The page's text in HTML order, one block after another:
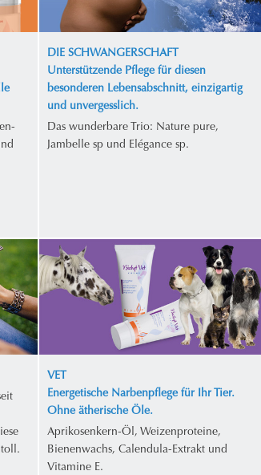
DIE SCHWANGERSCHAFT
Unterstützende Pflege für diesen
besonderen Lebensabschnitt, einzigartig
und unvergesslich.
Das wunderbare Trio: Nature pure,
Jambelle sp und Elégance sp.
toll.
VET
Energetische Narbenpflege für Ihr Tier.
Ohne ätherische Öle.
Aprikosenkern-Öl, Weizenproteine,
Bienenwachs, Calendula-Extrakt und
Vitamine E.